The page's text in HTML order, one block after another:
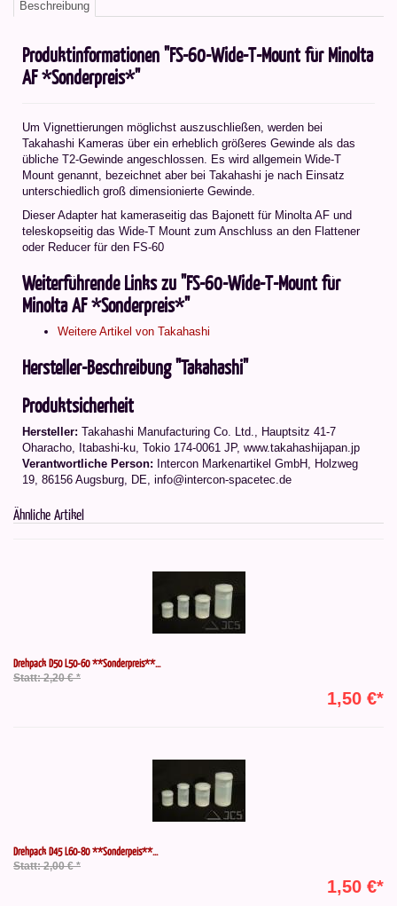
Beschreibung
Produktinformationen "FS-60-Wide-T-Mount für Minolta
AF *Sonderpreis*"
Um Vignettierungen möglichst auszuschließen, werden bei
Takahashi Kameras über ein erheblich größeres Gewinde als das
übliche T2-Gewinde angeschlossen. Es wird allgemein Wide-T
Mount genannt, bezeichnet aber bei Takahashi je nach Einsatz
unterschiedlich groß dimensionierte Gewinde.
Dieser Adapter hat kameraseitig das Bajonett für Minolta AF und
teleskopseitig das Wide-T Mount zum Anschluss an den Flattener
oder Reducer für den FS-60
Weiterführende Links zu "FS-60-Wide-T-Mount für
Minolta AF *Sonderpreis*"
Weitere Artikel von Takahashi
Hersteller-Beschreibung "Takahashi"
Produktsicherheit
Hersteller: Takahashi Manufacturing Co. Ltd., Hauptsitz 41-7
Oharacho, Itabashi-ku, Tokio 174-0061 JP, www.takahashijapan.jp
Verantwortliche Person: Intercon Markenartikel GmbH, Holzweg
19, 86156 Augsburg, DE, info@intercon-spacetec.de
Ähnliche Artikel
Drehpack D50 L50-60 **Sonderpreis**...
Statt: 2,20 € *
1,50 €*
Drehpack D45 L60-80 **Sonderpeis**...
Statt: 2,00 € *
1,50 €*